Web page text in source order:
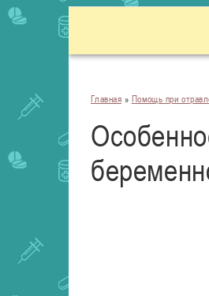
Главная » Помощь при